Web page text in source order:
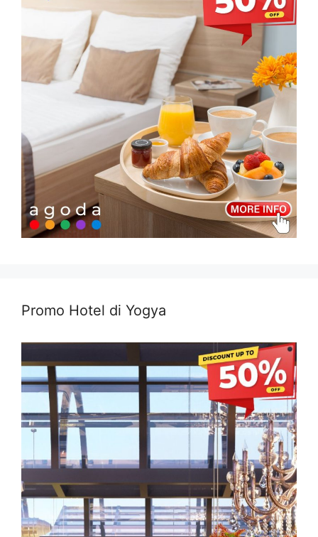
Promo Hotel di Yogya